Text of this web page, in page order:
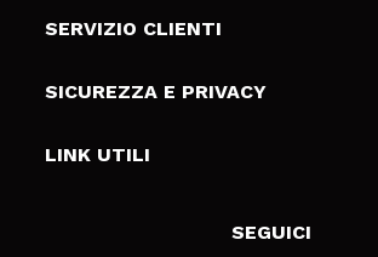
Chi siamo
Gift Cards
SERVIZIO CLIENTI
Spedizioni & Resi
Metodi di pagamamento
SICUREZZA E PRIVACY
Termini e condizioni
LINK UTILI
SEGUICI